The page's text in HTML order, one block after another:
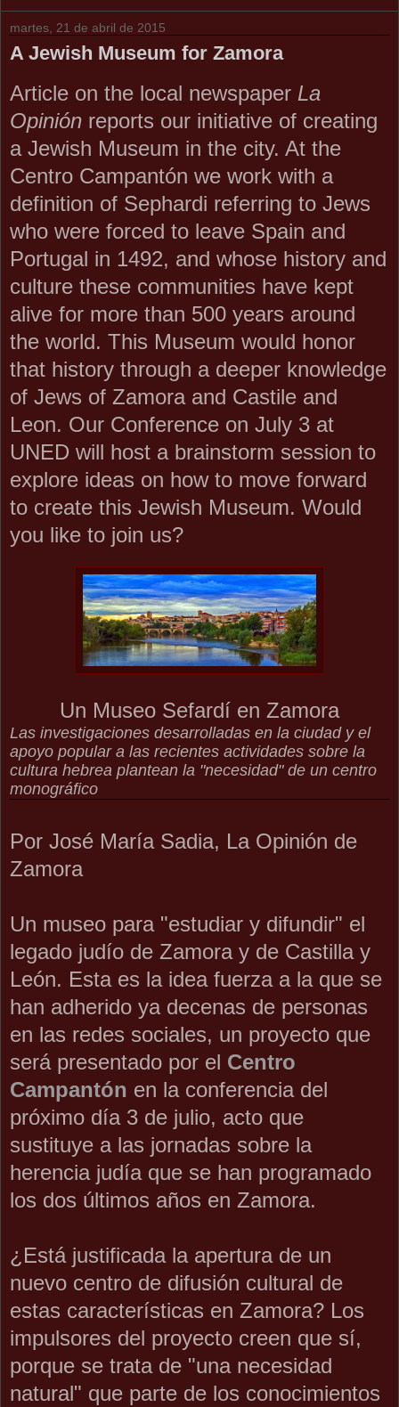
martes, 21 de abril de 2015
A Jewish Museum for Zamora
Article on the local newspaper La
Opinión reports our initiative of creating
a Jewish Museum in the city. At the
Centro Campantón we work with a
definition of Sephardi referring to Jews
who were forced to leave Spain and
Portugal in 1492, and whose history and
culture these communities have kept
alive for more than 500 years around
the world. This Museum would honor
that history through a deeper knowledge
of Jews of Zamora and Castile and
Leon. Our Conference on July 3 at
UNED will host a brainstorm session to
explore ideas on how to move forward
to create this Jewish Museum. Would
you like to join us?
Un Museo Sefardí en Zamora
Las investigaciones desarrolladas en la ciudad y el
apoyo popular a las recientes actividades sobre la
cultura hebrea plantean la "necesidad" de un centro
monográfico
Por José María Sadia, La Opinión de
Zamora
Un museo para "estudiar y difundir" el
legado judío de Zamora y de Castilla y
León. Esta es la idea fuerza a la que se
han adherido ya decenas de personas
en las redes sociales, un proyecto que
será presentado por el Centro
Campantón en la conferencia del
próximo día 3 de julio, acto que
sustituye a las jornadas sobre la
herencia judía que se han programado
los dos últimos años en Zamora.
¿Está justificada la apertura de un
nuevo centro de difusión cultural de
estas características en Zamora? Los
impulsores del proyecto creen que sí,
porque se trata de "una necesidad
natural" que parte de los conocimientos